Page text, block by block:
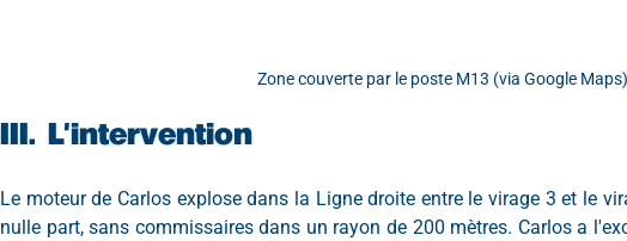
Zone couverte par le poste M13 (via Google Maps)
III.	L'intervention
Le moteur de Carlos explose dans la Ligne droite entre le virage 3 et le
nulle part, sans commissaires dans un rayon de 200 mètres. Carlos a